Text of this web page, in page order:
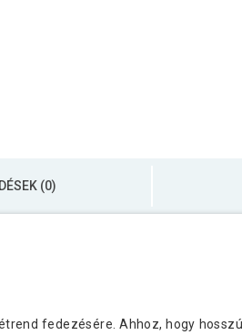
(0)
fedezésére. Ahhoz, hogy